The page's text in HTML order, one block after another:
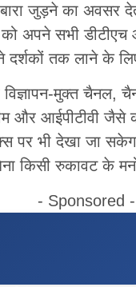
जुड़ने का अवसर
अपने सभी डीटीएच
तक लाने के लिए
मुक्त चैनल,
और आईपीटीवी
पर भी देखा जा
किसी रुकावट के
- Sponsored -